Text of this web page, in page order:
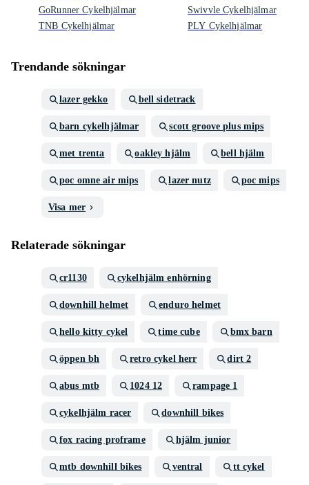
GoRunner Cykelhjälmar
TNB Cykelhjälmar
Swivvle Cykelhjälmar
PLY Cykelhjälmar
Trendande sökningar
lazer gekko bell sidetrack
barn cykelhjälmar scott groove plus mips
met trenta oakley hjälm bell hjälm
poc omne air mips lazer nutz poc mips
Visa mer
Relaterade sökningar
cr1130 cykelhjälm enhörning
downhill helmet enduro helmet
hello kitty cykel time cube bmx barn
öppen bh retro cykel herr dirt 2
abus mtb 1024 12 rampage 1
cykelhjälm racer downhill bikes
fox racing proframe hjälm junior
mtb downhill bikes ventral tt cykel